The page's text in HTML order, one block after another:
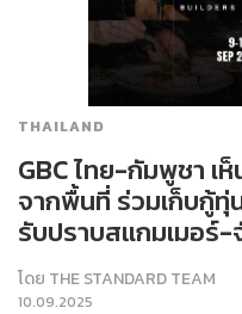
THAILAND
GBC ไทย-กัมพูชา เ
จากพื้นที่ ร่วมเก็บกู้ทุ่
รับปราบสแกมเมอร์-
โดย THE STANDARD TEAM
10.09.2025